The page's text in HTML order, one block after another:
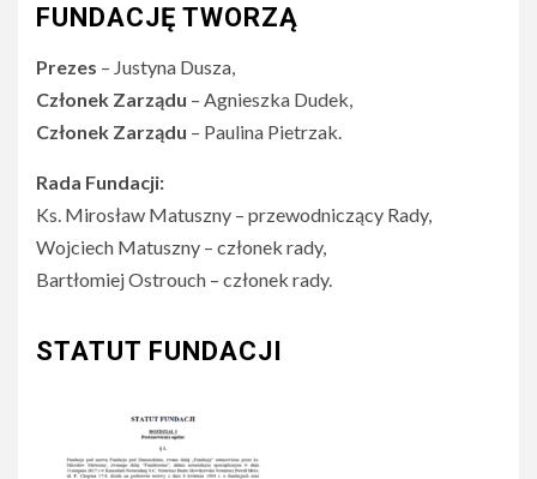
FUNDACJĘ TWORZĄ
Prezes – Justyna Dusza,
Członek Zarządu – Agnieszka Dudek,
Członek Zarządu – Paulina Pietrzak.
Rada Fundacji:
Ks. Mirosław Matuszny – przewodniczący Rady,
Wojciech Matuszny – członek rady,
Bartłomiej Ostrouch – członek rady.
STATUT FUNDACJI